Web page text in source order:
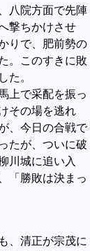
八院方面で先陣
撃ちかけさせ
りで、肥前勢の
。このすきに敗
た。
上で采配を振っ
その場を逃れ
、今日の合戦で
たが、ついに破
川城に追い入
「勝敗は決まっ
、清正が宗茂に